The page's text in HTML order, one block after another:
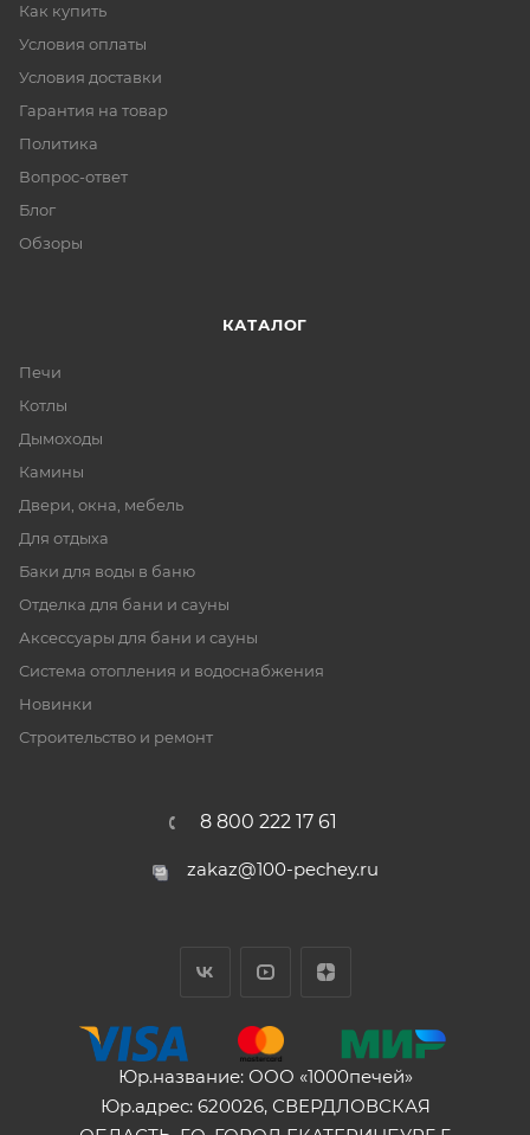
Как купить
Условия оплаты
Условия доставки
Гарантия на товар
Политика
Вопрос-ответ
Блог
Обзоры
КАТАЛОГ
Печи
Котлы
Дымоходы
Камины
Двери, окна, мебель
Для отдыха
Баки для воды в баню
Отделка для бани и сауны
Аксессуары для бани и сауны
Система отопления и водоснабжения
Новинки
Строительство и ремонт
8 800 222 17 61
zakaz@100-pechey.ru
Юр.название: ООО «1000печей»
Юр.адрес: 620026, СВЕРДЛОВСКАЯ